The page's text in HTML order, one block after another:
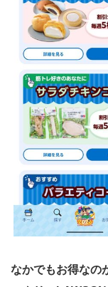
なかでもお得なの